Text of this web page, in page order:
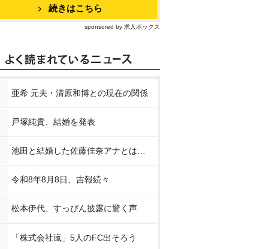
続きはこちら
sponsored by 求人ボックス
亜希 元夫・清原和博との現在の関係
戸塚純貴、結婚を発表
池田と結婚した佐藤佳奈アナとは…
令和8年8月8日、吉報続々
松本伊代、すっぴん披露に驚く声
「株式会社嵐」5人のFC出そろう